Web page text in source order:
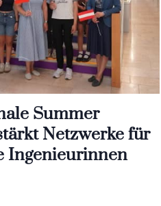
Summer
Netzwerke für
Ingenieurinnen